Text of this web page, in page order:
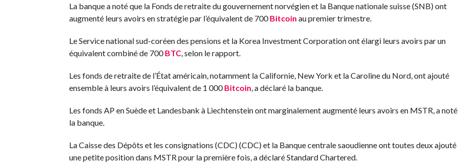
La banque a noté que la Fonds de retraite du gouvernement norvégien et la Banque nationale suisse (SNB) ont
augmenté leurs avoirs en stratégie par l’équivalent de 700Bitcoin au premier trimestre.
Le Service national sud-coréen des pensions et la Korea Investment Corporation ont élargi leurs avoirs par un
équivalent combiné de 700BTC, selon le rapport.
Les fonds de retraite de l’État américain, notamment la Californie, New York et la Caroline du Nord, ont ajouté
ensemble à leurs avoirs l’équivalent de 1 000Bitcoin, a déclaré la banque.
Les fonds AP en Suède et Landesbank à Liechtenstein ont marginalement augmenté leurs avoirs en MSTR, a noté
la banque.
La Caisse des Dépôts et les consignations (CDC) (CDC) et la Banque centrale saoudienne ont toutes deux ajouté
une petite position dans MSTR pour la première fois, a déclaré Standard Chartered.